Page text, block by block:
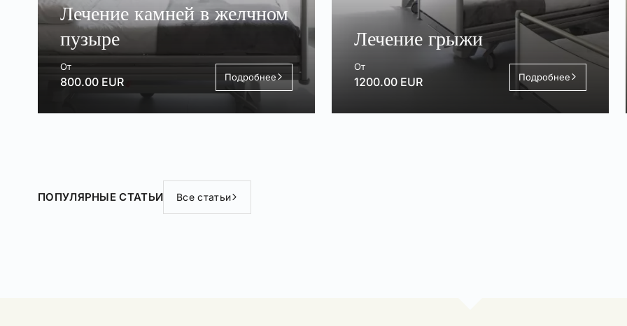
Лечение камней в желчном
пузыре
От
800.00 EUR Подробнее
Лечение грыжи
От
1200.00 EUR Подробнее
ПОПУЛЯРНЫЕ СТАТЬИ Все статьи